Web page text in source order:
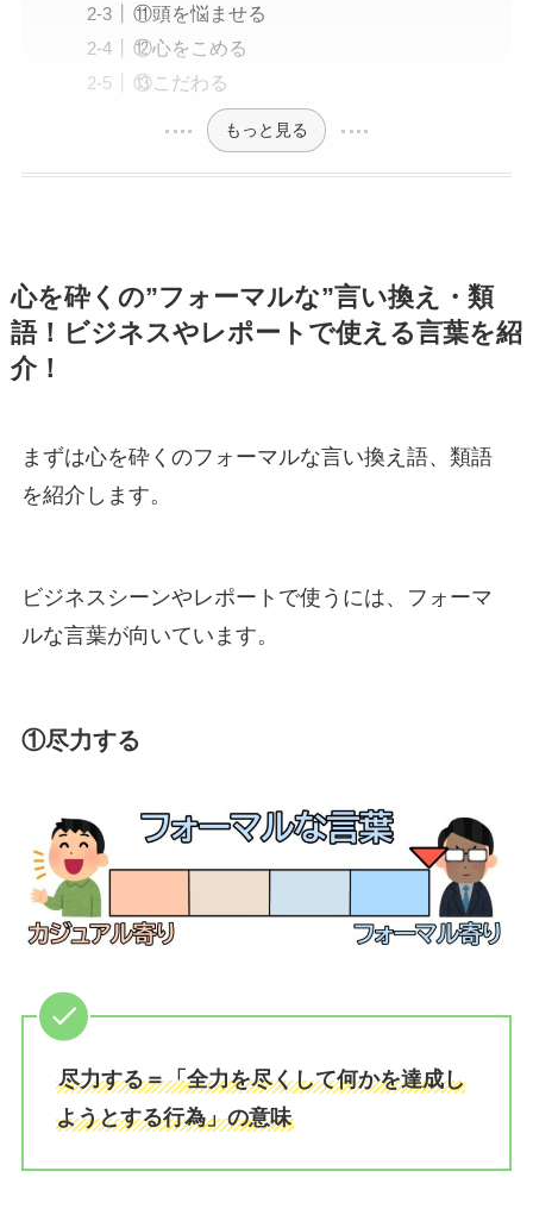
⑪頭を悩ませる
⑫心をこめる
⑬こだわる
もっと見る
心を砕くの”フォーマルな”言い換え・類
語！ビジネスやレポートで使える言葉を紹
介！
まずは心を砕くのフォーマルな言い換え語、類語
を紹介します。
ビジネスシーンやレポートで使うには、フォーマ
ルな言葉が向いています。
①尽力する
尽力する＝「全力を尽くして何かを達成し
ようとする行為」の意味